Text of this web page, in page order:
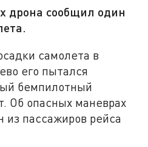
дрона сообщил один
самолета в
его пытался
бемпилотный
Об опасных маневрах
из пассажиров рейса